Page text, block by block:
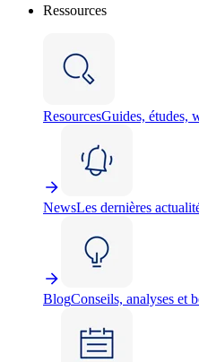
Ressources
ResourcesGuides, études,
NewsLes dernières
BlogConseils, analyses et